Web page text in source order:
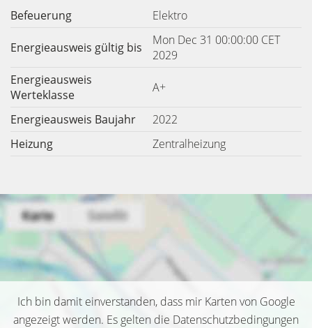
Befeuerung Elektro
Energieausweis gültig bis
Mon Dec 31 00:00:00 CET
2029
Energieausweis
Werteklasse
A+
Energieausweis Baujahr
2022
Heizung
Zentralheizung
Ich bin damit einverstanden, dass mir Karten von Google
angezeigt werden. Es gelten die Datenschutzbedingungen